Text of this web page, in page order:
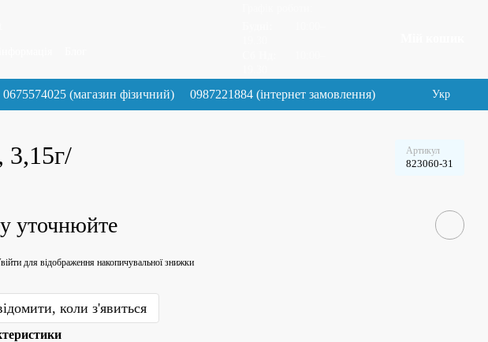
0675574025 (магазин фізичний) 0987221884 (інтернет замовлення) Укр
Артикул
823060-31
уточнюйте
для відображення накопичувальної знижки
коли з'явиться